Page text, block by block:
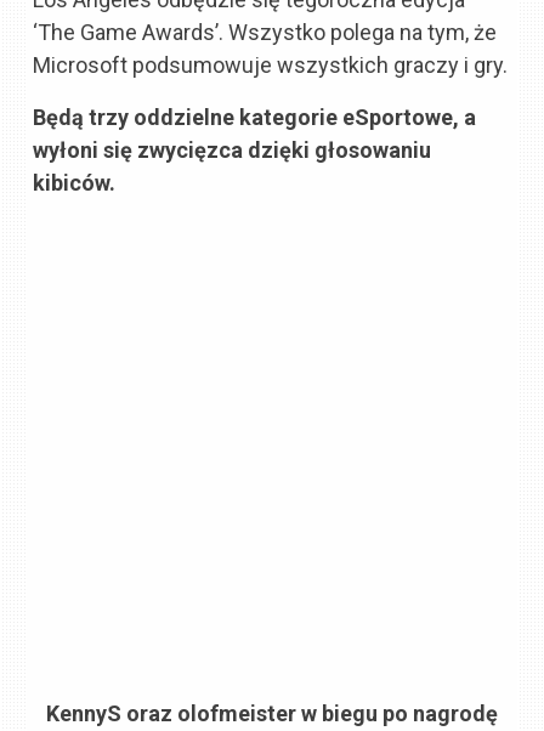
‘The Game Awards’. Wszystko polega na tym, że
Microsoft podsumowuje wszystkich graczy i gry.
Będą trzy oddzielne kategorie eSportowe, a
wyłoni się zwycięzca dzięki głosowaniu
kibiców.
KennyS oraz olofmeister w biegu po nagrodę